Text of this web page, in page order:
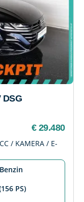
DSG
€ 29.480
/ KAMERA / E-
PS)